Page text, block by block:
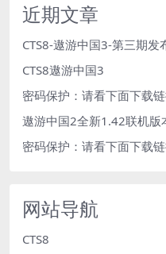
近期文章
CTS8-遨游中国3-第三期发
CTS8遨游中国3
密码保护：请看下面下载
遨游中国2全新1.42联机版
密码保护：请看下面下载
网站导航
CTS8